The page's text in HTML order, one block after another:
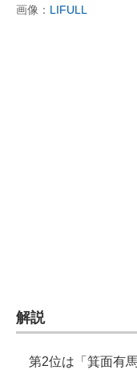
画像： LIFULL
解説
第2位は「箕面有